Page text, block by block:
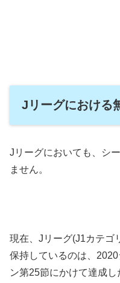
Jリーグにおける
Jリーグにおいても、シ
ません。
現在、Jリーグ(J1カテゴ
保持しているのは、
ン第25節にかけて達成し